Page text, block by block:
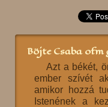
Böjte Csaba
Azt a békét,
ember szívét
amikor hozzá
Istenének a